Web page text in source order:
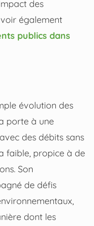
des
également
publics dans
évolution des
porte à une
des débits sans
faible, propice à de
Son
de défis
dont les